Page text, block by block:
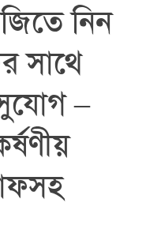
নিন
সাথে
–